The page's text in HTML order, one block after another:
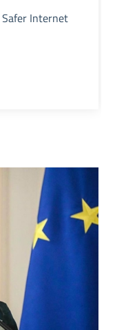
Safer Internet